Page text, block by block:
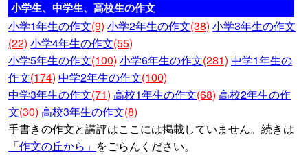
小学生、中学生、高校生の作文
小学1年生の作文(9) 小学2年生の作文(38) 小学3年生の作文
(22) 小学4年生の作文(55)
小学5年生の作文(100) 小学6年生の作文(281) 中学1年生の
作文(174) 中学2年生の作文(100)
中学3年生の作文(71) 高校1年生の作文(68) 高校2年生の作
文(30) 高校3年生の作文(8)
手書きの作文と講評はここには掲載していません。続きは
「作文の丘から」 をごらんください。